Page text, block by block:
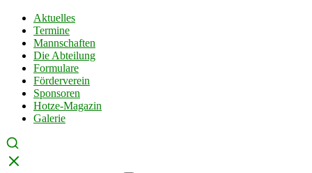
Aktuelles
Termine
Mannschaften
Die Abteilung
Formulare
Förderverein
Sponsoren
Hotze-Magazin
Galerie